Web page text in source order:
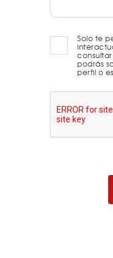
Solo te
podrás
perfil o